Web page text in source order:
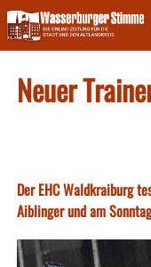
Skip
to
content
Neuer
Der EHC Waldkraiburg
Aiblinger und am